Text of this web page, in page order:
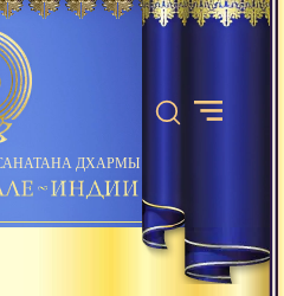
ДХАРМЫ